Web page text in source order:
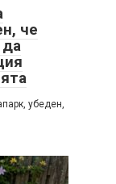
че
убеден,